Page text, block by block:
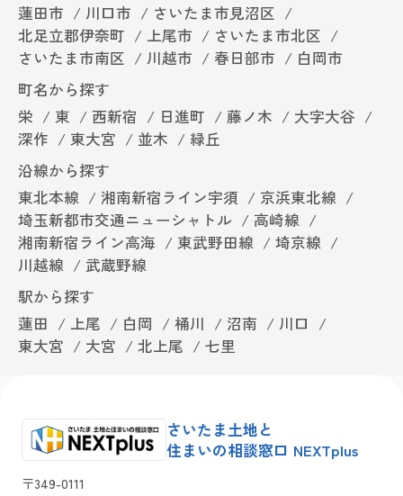
蓮田市
川口市
さいたま市見沼区
北足立郡伊奈町
上尾市
さいたま市北区
さいたま市南区
川越市 春日部市
白岡市
町名から探す
栄
東 西新宿 日進町 藤ノ木
大字大谷
深作
東大宮 並木
緑丘
沿線から探す
東北本線
湘南新宿ライン宇須
京浜東北線
埼玉新都市交通ニューシャトル
高崎線
湘南新宿ライン高海
東武野田線
埼京線
川越線
武蔵野線
駅から探す
蓮田
上尾 白岡 桶川 沼南
川口
東大宮
大宮 北上尾 七里
さいたま土地と
住まいの相談窓口 NEXTplus
〒349-0111